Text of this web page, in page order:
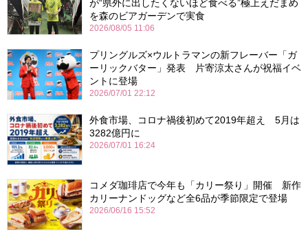
が“県外に出したくないほど食べる”極上えだまめ
を森のビアガーデンで実食
2026/08/05 11:06
プリングルズ×ウルトラマンの新フレーバー「ガ
ーリックバター」発表 片寄涼太さんが祝福イベ
ントに登場
2026/07/01 22:12
外食市場、コロナ禍後初めて2019年超え 5月は
3282億円に
2026/07/01 16:24
コメダ珈琲店で今年も「カリー祭り」開催 新作
カリーナンドッグなど全6品が季節限定で登場
2026/06/16 15:52